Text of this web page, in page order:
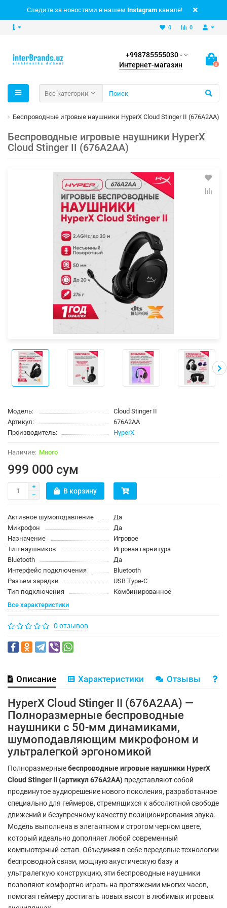
Следите за новостями в нашем Instagram канале!
0
0
+998785555030 -
Интернет-магазин
0
Все категории
Беспроводные игровые наушники HyperX Cloud Stinger II (676A2AA)
Беспроводные игровые наушники HyperX
Cloud Stinger II (676A2AA)
Модель:
Cloud Stinger II
Артикул:
676A2AA
Производитель:
HyperX
Много
999 000 сум
В корзину
Активное шумоподавление
Да
Микрофон
Да
Назначение
Игровое
Тип наушников
Игровая гарнитура
Bluetooth
Да
Интерфейс подключения
Bluetooth
Разъем зарядки
USB Type-C
Тип подключения
Комбинированное
Все характеристики
0 отзывов
Описание Характеристики Отзывы
HyperX Cloud Stinger II (676A2AA) —
Полноразмерные беспроводные
наушники с 50-мм динамиками,
шумоподавляющим микрофоном и
ультралегкой эргономикой
Полноразмерныебеспроводные игровые наушники HyperX
Cloud Stinger II (артикул 676A2AA) представляют собой
продвинутое аудиорешение нового поколения, разработанное
специально для геймеров, стремящихся к абсолютной свободе
движений и безупречному качеству позиционирования звука.
Модель выполнена в элегантном и строгом черном цвете,
который идеально дополняет любой современный
компьютерный сетап. Объединяя в себе передовые технологии
беспроводной связи, мощную акустическую базу и
ультралегкую конструкцию, эти беспроводные наушники
позволяют комфортно играть на протяжении многих часов,
помогая геймеру достигать новых высот в любимых игровых